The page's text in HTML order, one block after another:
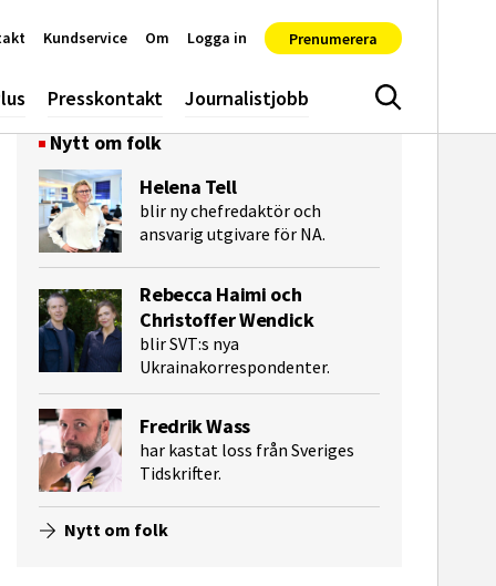
Presskontakt Journalistjobb Sök
Kundservice Om Logga in Prenumerera
Nytt om folk
Helena Tell
blir ny chefredaktör och
ansvarig utgivare för NA.
Rebecca Haimi och
Christoffer Wendick
blir SVT:s nya
Ukrainakorrespondenter.
Fredrik Wass
har kastat loss från Sveriges
Tidskrifter.
Nytt om folk